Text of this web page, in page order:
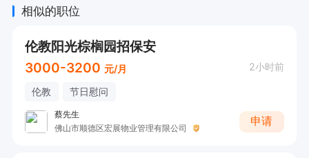
相似的职位
伦教阳光棕榈园招保安
3000-3200 元/月 2小时前
伦教 节日慰问
蔡先生
佛山市顺德区宏展物业管理有限公司
申请